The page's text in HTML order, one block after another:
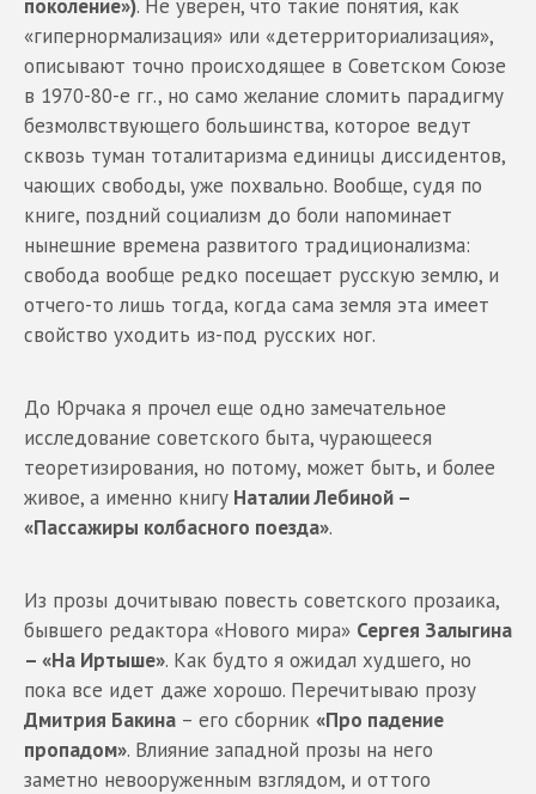
поколение»). Не уверен, что такие понятия, как
«гипернормализация» или «детерриториализация»,
описывают точно происходящее в Советском Союзе
в 1970-80-е гг., но само желание сломить парадигму
безмолвствующего большинства, которое ведут
сквозь туман тоталитаризма единицы диссидентов,
чающих свободы, уже похвально. Вообще, судя по
книге, поздний социализм до боли напоминает
нынешние времена развитого традиционализма:
свобода вообще редко посещает русскую землю, и
отчего-то лишь тогда, когда сама земля эта имеет
свойство уходить из-под русских ног.
До Юрчака я прочел еще одно замечательное
исследование советского быта, чурающееся
теоретизирования, но потому, может быть, и более
живое, а именно книгу Наталии Лебиной –
«Пассажиры колбасного поезда».
Из прозы дочитываю повесть советского прозаика,
бывшего редактора «Нового мира» Сергея Залыгина
– «На Иртыше». Как будто я ожидал худшего, но
пока все идет даже хорошо. Перечитываю прозу
Дмитрия Бакина – его сборник «Про падение
пропадом». Влияние западной прозы на него
заметно невооруженным взглядом, и оттого